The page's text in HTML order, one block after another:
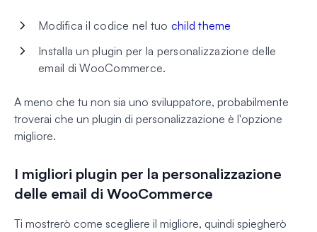
Modifica il codice nel tuo child theme
Installa un plugin per la personalizzazione delle
email di WooCommerce.
A meno che tu non sia uno sviluppatore, probabilmente
troverai che un plugin di personalizzazione è l'opzione
migliore.
I migliori plugin per la personalizzazione
delle email di WooCommerce
Ti mostrerò come scegliere il migliore, quindi spiegherò